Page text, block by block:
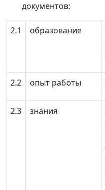
документов:
2.1 образование
2.2 опыт работы
2.3 знания